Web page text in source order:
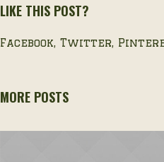
LIKE THIS POST?
Facebook Twitter
MORE POSTS